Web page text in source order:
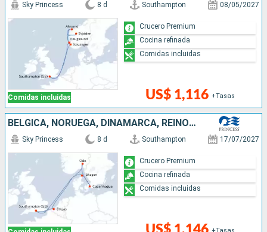
Comidas incluidas
Sky Princess 8 d Southampton 08/05/2027
US$ 1,116 +Tasas
Crucero Premium
Cocina refinada
Comidas incluidas
BÉLGICA, NORUEGA, DINAMARCA, REINO UNIDO
Sky Princess 8 d Southampton 17/07/2027
Crucero Premium
Cocina refinada
Comidas incluidas